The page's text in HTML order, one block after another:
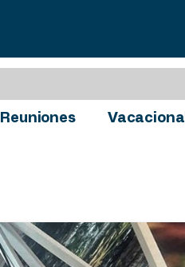
Reuniones Vacacional